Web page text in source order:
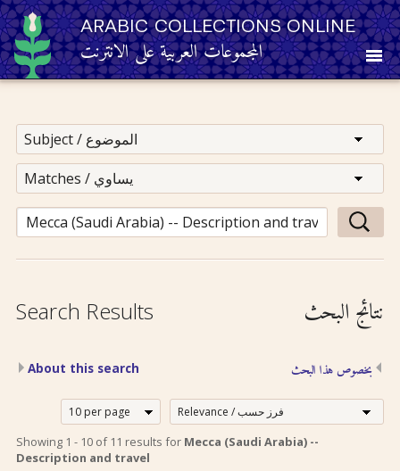
ARABIC COLLECTIONS ONLINE
المجموعات العربية على الانترنت
Other Resources
Browse
Browse by Category
Search
Search Results نتائج البحث
About this search بخصوص هذا البحث
Search tips in
Arabic
إرشادات للبحث لدى
Showing 1 - 10of 11 results for Mecca (Saudi Arabia) --
Description and travel